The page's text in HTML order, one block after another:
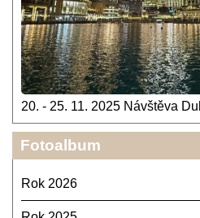
20. - 25. 11. 2025 Návštěva
Fotoalbum
Rok 2026